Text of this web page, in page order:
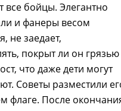
все бойцы. Элегантно
и фанеры весом
не заедает,
покрыт ли он грязью
что даже дети могут
Советы разместили
флаге. После